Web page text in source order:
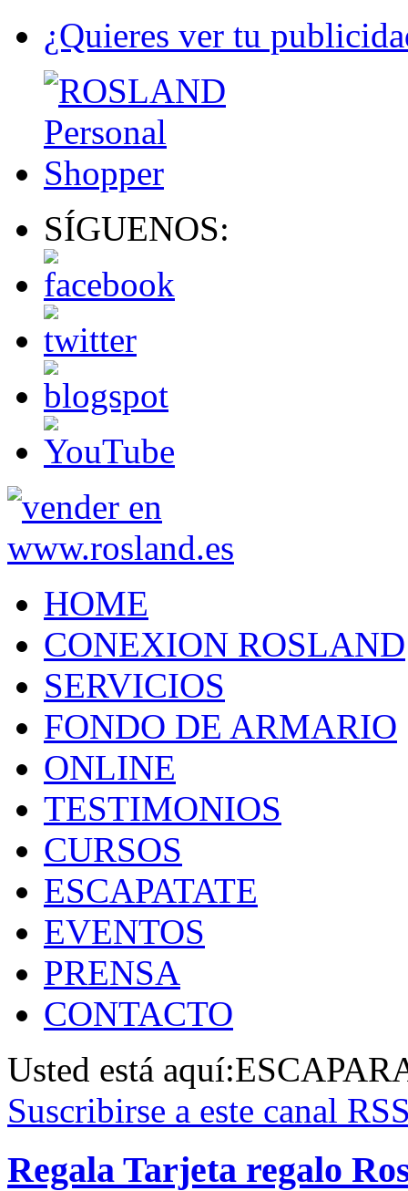
¿Quieres ver tu
SÍGUENOS:
HOME
CONEXION ROSLAND
SERVICIOS
FONDO DE ARMARIO
ONLINE
TESTIMONIOS
CURSOS
ESCAPATATE
EVENTOS
PRENSA
CONTACTO
Usted está aquí:
Suscribirse a este canal
Regala Tarjeta regalo